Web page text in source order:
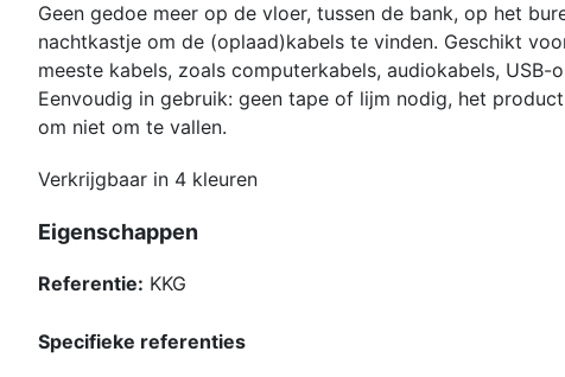
Geen gedoe meer op de vloer, tussen de bank, op het
nachtkastje om de (oplaad)kabels te vinden. Geschikt
meeste kabels, zoals computerkabels, audiokabels, USB-
Eenvoudig in gebruik: geen tape of lijm nodig, het
om niet om te vallen.
Verkrijgbaar in 4 kleuren
Eigenschappen
Referentie: KKG
Specifieke referenties